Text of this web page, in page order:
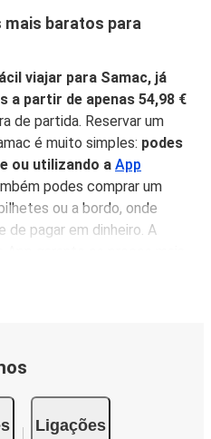
baratos para
viajar para Samac, já
a partir de apenas 54,98 €
de partida. Reservar um
é muito simples: podes
ou utilizando a App
podes comprar um
ou a bordo, onde
de pagar em dinheiro. A
o teu bilhete
com a FlixBus
de 6 cidades
a altura de seguir viagem, há
Ligações